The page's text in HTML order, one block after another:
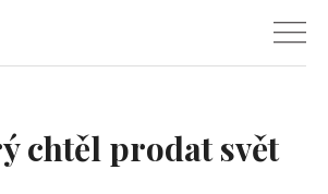
chtěl prodat svět